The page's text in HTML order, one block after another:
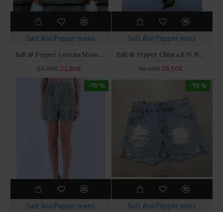
Salt And Pepper jeans
Salt & Pepper Lorena Μπλούζα Off-White
57,00€ 22,80€
Salt And Pepper jeans
Salt & Pepper Chiara S/W NYC Τζιν Σορτς
96,00€38,50€
-70 %
Salt And Pepper jeans
-70 %
Salt And Pepper jeans